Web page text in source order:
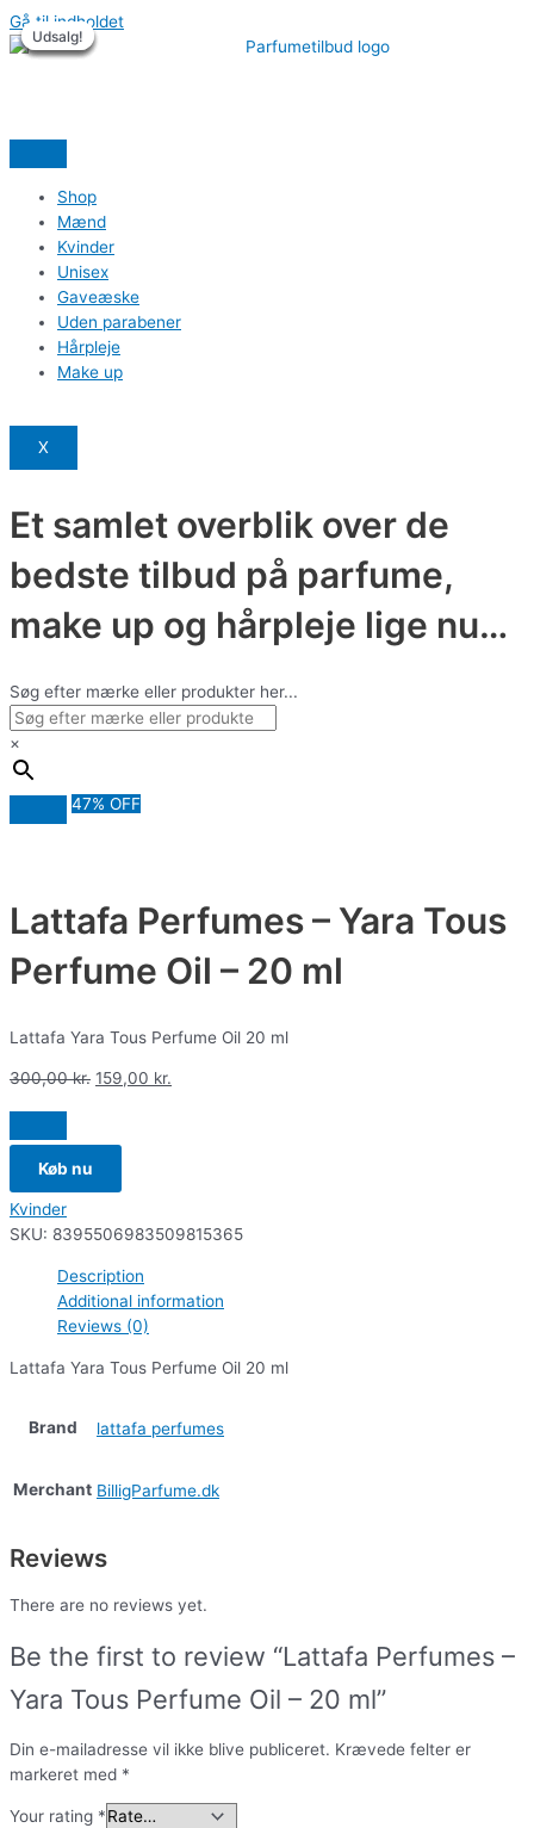
Gå til indholdet
Shop
Mænd
Kvinder
Unisex
Gaveæske
Uden parabener
Hårpleje
Make up
X
Et samlet overblik over de
bedste tilbud på parfume,
make up og hårpleje lige nu…
Søg efter mærke eller produkter her...
×
47% OFF
Lattafa Perfumes – Yara Tous
Perfume Oil – 20 ml
Lattafa Yara Tous Perfume Oil 20 ml
300,00kr. 159,00 kr.
Køb nu
Kvinder
SKU: 8395506983509815365
Description
Additional information
Reviews (0)
Lattafa Yara Tous Perfume Oil 20 ml
Brand lattafa perfumes
Merchant BilligParfume.dk
Reviews
There are no reviews yet.
Be the first to review “Lattafa Perfumes –
Yara Tous Perfume Oil – 20 ml”
Din e-mailadresse vil ikke blive publiceret. Krævede felter er
markeret med *
Your rating *
Udsalg!
Udsalg!
Udsalg!
Udsalg!
Udsalg!
Udsalg!